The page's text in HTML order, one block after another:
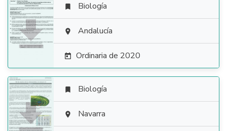

 Biología
 Andalucía
 Ordinaria de 2020

 Biología
 Navarra